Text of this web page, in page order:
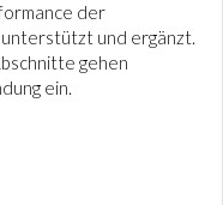
der
und ergänzt.
gehen
ein.